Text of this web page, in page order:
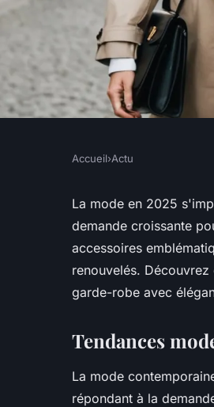
tendances
2025
Accueil›Actu
La mode en 2025
demande croissante
accessoires
renouvelés.
garde-robe avec
Tendances
La mode
répondant à la